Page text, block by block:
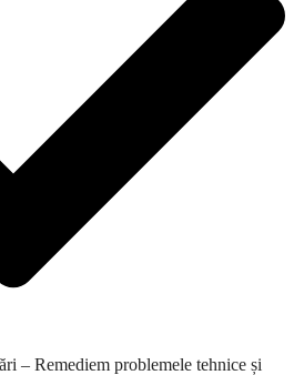
– Remediem problemele tehnice și